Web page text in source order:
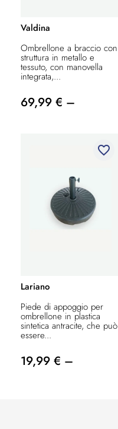
Valdina
Ombrellone a braccio con
struttura in metallo e
tessuto, con manovella
integrata,...
69,99 € –
favorite_border
Lariano
Piede di appoggio per
ombrellone in plastica
sintetica antracite, che può
essere...
19,99 € –